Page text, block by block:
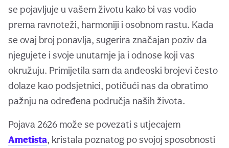
se pojavljuje u vašem životu kako bi vas vodio
prema ravnoteži, harmoniji i osobnom rastu. Kada
se ovaj broj ponavlja, sugerira značajan poziv da
njegujete i svoje unutarnje ja i odnose koji vas
okružuju. Primijetila sam da anđeoski brojevi često
dolaze kao podsjetnici, potičući nas da obratimo
pažnju na određena područja naših života.
Pojava 2626 može se povezati s utjecajem
Ametista, kristala poznatog po svojoj sposobnosti